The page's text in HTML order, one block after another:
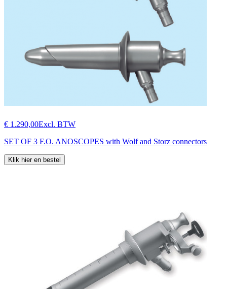
€ 1.290,00Excl. BTW
SET OF 3 F.O. ANOSCOPES with Wolf and Storz connectors
Klik hier en bestel